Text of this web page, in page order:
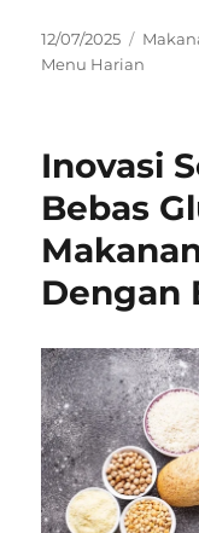
Posted
on
12/07/2025
Menu Harian
Inovasi
Bebas
Dengan